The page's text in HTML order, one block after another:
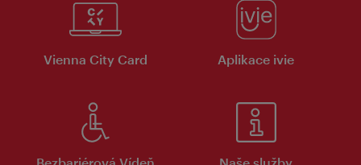
Vienna City Card Aplikace ivie